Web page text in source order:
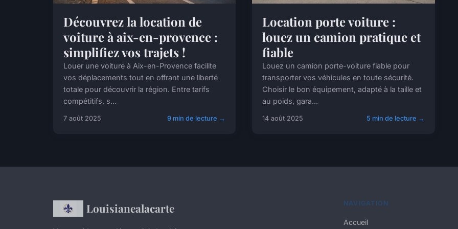
Découvrez la location de
voiture à aix-en-provence :
simplifiez vos trajets !
Louer une voiture à Aix-en-Provence facilite
vos déplacements tout en offrant une liberté
totale pour découvrir la région. Entre tarifs
compétitifs, s...
7 août 2025 9 min de lecture →
Location porte voiture :
louez un camion pratique et
fiable
Louez un camion porte-voiture fiable pour
transporter vos véhicules en toute sécurité.
Choisir le bon équipement, adapté à la taille et
au poids, gara...
14 août 2025 5 min de lecture →
Louisianealacarte NAVIGATION
Accueil